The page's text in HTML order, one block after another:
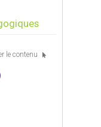
le contenu